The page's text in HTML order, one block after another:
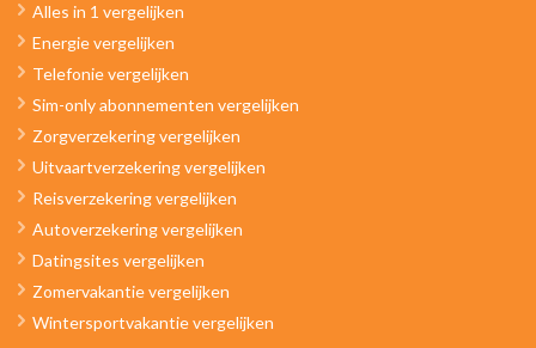
Alles in 1 vergelijken
Energie vergelijken
Telefonie vergelijken
Sim-only abonnementen vergelijken
Zorgverzekering vergelijken
Uitvaartverzekering vergelijken
Reisverzekering vergelijken
Autoverzekering vergelijken
Datingsites vergelijken
Zomervakantie vergelijken
Wintersportvakantie vergelijken